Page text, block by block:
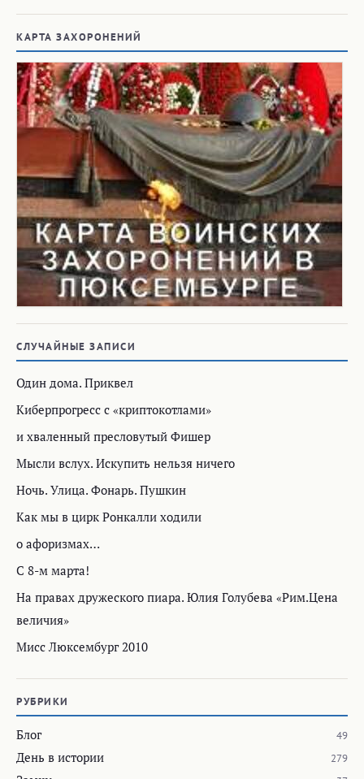
КАРТА ЗАХОРОНЕНИЙ
СЛУЧАЙНЫЕ ЗАПИСИ
Один дома. Приквел
Киберпрогресс с «криптокотлами»
и хваленный пресловутый Фишер
Мысли вслух. Искупить нельзя ничего
Ночь. Улица. Фонарь. Пушкин
Как мы в цирк Ронкалли ходили
о афоризмах…
C 8-м марта!
На правах дружеского пиара. Юлия Голубева «Рим.Цена
величия»
Мисс Люксембург 2010
РУБРИКИ
Блог 49
День в истории 279